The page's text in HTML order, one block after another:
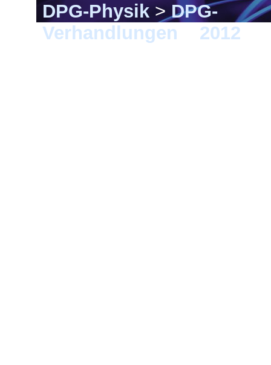
DPG-Physik>DPG-
Verhandlungen
2012